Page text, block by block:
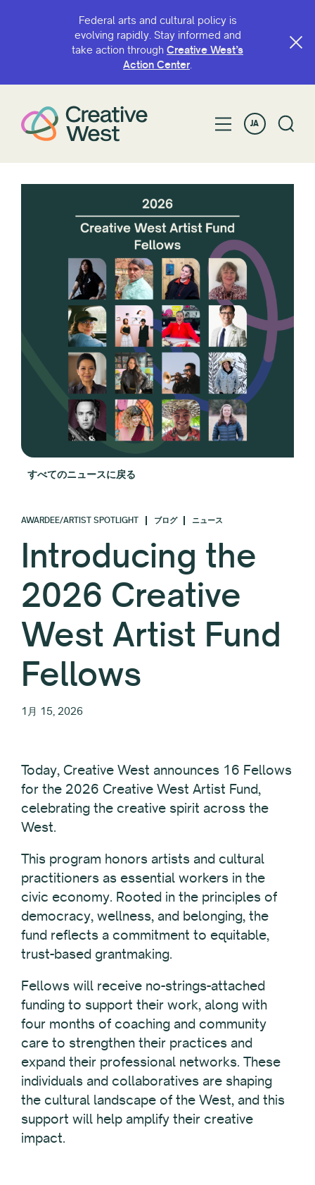
Federal arts and cultural policy is
evolving rapidly. Stay informed and
take action through Creative West’s
Action Center.
JA
すべてのニュースに戻る
AWARDEE/ARTIST SPOTLIGHT ブログ ニュース
Introducing the
2026 Creative
West Artist Fund
Fellows
1月 15, 2026
Today, Creative West announces 16 Fellows
for the 2026 Creative West Artist Fund,
celebrating the creative spirit across the
West.
This program honors artists and cultural
practitioners as essential workers in the
civic economy. Rooted in the principles of
democracy, wellness, and belonging, the
fund reflects a commitment to equitable,
trust-based grantmaking.
Fellows will receive no-strings-attached
funding to support their work, along with
four months of coaching and community
care to strengthen their practices and
expand their professional networks. These
individuals and collaboratives are shaping
the cultural landscape of the West, and this
support will help amplify their creative
impact.